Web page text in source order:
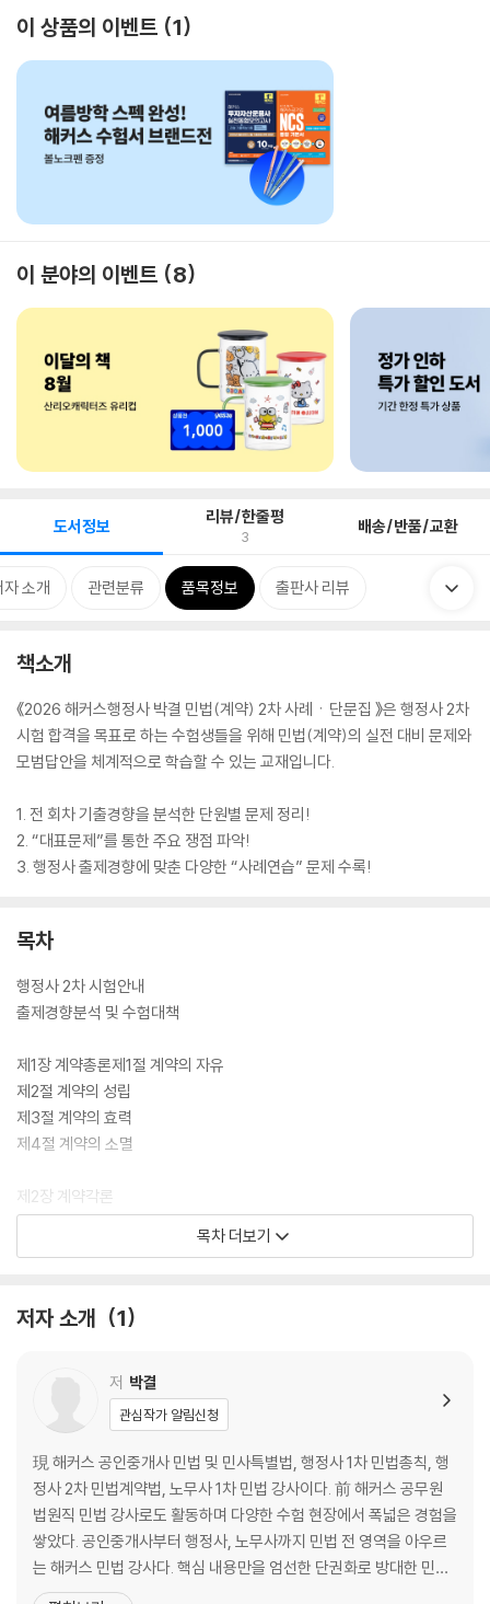
이 상품의 이벤트 1
이 분야의 이벤트 8
도서정보 리뷰/한줄평
3 배송/반품/교환
자 소개 관련분류 품목정보 출판사 리뷰
책소개
《2026 해커스행정사 박결 민법(계약) 2차 사례ㆍ단문집 》은 행정사 2차
시험 합격을 목표로 하는 수험생들을 위해 민법(계약)의 실전 대비 문제와
모범답안을 체계적으로 학습할 수 있는 교재입니다.
1. 전 회차 기출경향을 분석한 단원별 문제 정리!
2. “대표문제”를 통한 주요 쟁점 파악!
3. 행정사 출제경향에 맞춘 다양한 “사례연습” 문제 수록!
목차
행정사 2차 시험안내
출제경향분석 및 수험대책
제1장 계약총론제1절 계약의 자유
제2절 계약의 성립
제3절 계약의 효력
제4절 계약의 소멸
제2장 계약각론
제1절 증여
제5절 사용대차
제9절 여행계약
제10절 현상광고
제11절 위임
제12절 임치
제13절 조합
제14절 종신정기금
제15절 화해
목차 더보기
저자 소개 1
저 박결
관심작가 알림신청
現 해커스 공인중개사 민법 및 민사특별법, 행정사 1차 민법총칙, 행
정사 2차 민법계약법, 노무사 1차 민법 강사이다. 前 해커스 공무원
법원직 민법 강사로도 활동하며 다양한 수험 현장에서 폭넓은 경험을
쌓았다. 공인중개사부터 행정사, 노무사까지 민법 전 영역을 아우르
는 해커스 민법 강사다. 핵심 내용만을 엄선한 단권화로 방대한 민법
의 절대 분량을 과감히 줄여 수험생의 학습 부담을 낮추고, 판례를 체